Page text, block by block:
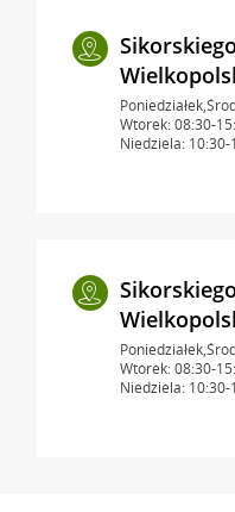
Wtorek: 08:30-
Niedziela: 10:30-
Wtorek: 08:30-
Niedziela: 10:30-